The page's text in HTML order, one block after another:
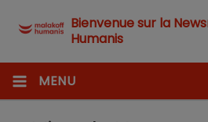
Bienvenue sur la
Humanis
MENU